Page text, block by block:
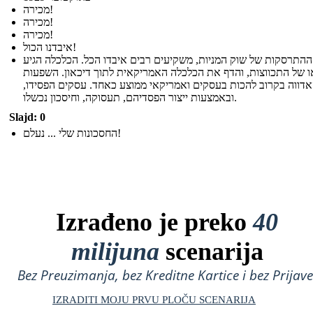
מכירה!
מכירה!
מכירה!
איבדנו הכול!
של שוק המניות, משקיעים רבים איבדו הכל. הכלכלה הגיע
של התכווצות, והדף את הכלכלה האמריקאית לתוך דיכאון. השפעות
בקרוב להכות בעסקים ואמריקאי ממוצע כאחד. עסקים הפסידו,
ובאמצעות ייצור הפסדיהם, תעסוקה, וחיסכון נכשלו.
Slajd: 0
החסכונות שלי ... נעלם!
Izrađeno je preko40
milijuna scenarija
Bez Preuzimanja, bez Kreditne Kartice i bez
IZRADITI MOJU PRVU PLOČU SCENARIJA